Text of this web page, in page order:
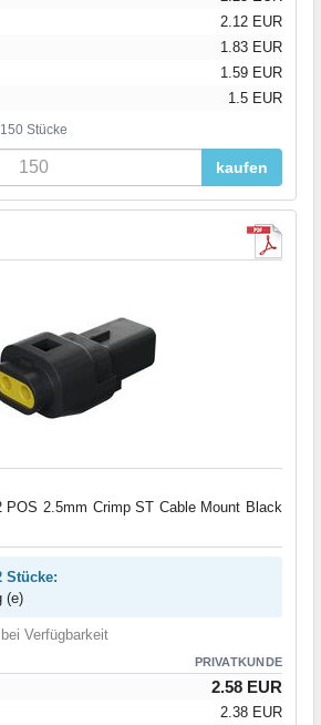
2.12 EUR
1.83 EUR
1.59 EUR
1.5 EUR
Stücke
kaufen
POS 2.5mm Crimp ST Cable Mount Black
Stücke:
(e)
Verfügbarkeit
PRIVATKUNDE
2.58 EUR
2.38 EUR